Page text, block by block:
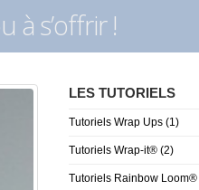
à s’offrir !
LES TUTORIELS
Tutoriels Wrap Ups (1)
Tutoriels Wrap-it® (2)
Tutoriels Rainbow Loom®